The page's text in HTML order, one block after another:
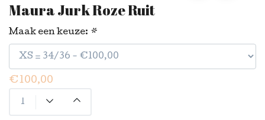
Maura Jurk Roze Ruit
Maak een keuze: *
€100,00